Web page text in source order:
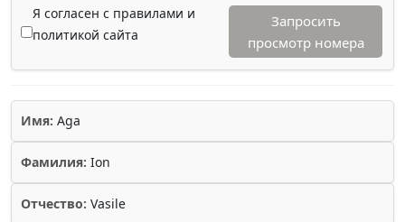
Я согласен с правилами и
политикой сайта
Запросить
просмотр номера
Имя: Aga
Фамилия: Ion
Отчество: Vasile